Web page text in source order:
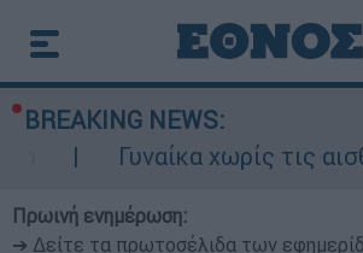
BREAKING NEWS:
Γυναίκα χωρίς τις
Πρωινή ενημέρωση:
➔ Δείτε τα πρωτοσέλιδα των